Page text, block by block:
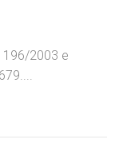
196/2003 e